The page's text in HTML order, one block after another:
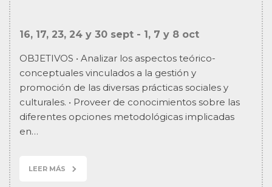
16, 17, 23, 24 y 30 sept - 1, 7 y 8 oct
OBJETIVOS • Analizar los aspectos teórico-
conceptuales vinculados a la gestión y
promoción de las diversas prácticas sociales y
culturales. • Proveer de conocimientos sobre las
diferentes opciones metodológicas implicadas
en…
LEER MÁS